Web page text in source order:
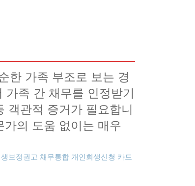
한 가족 부조로 보는 경
족 간 채무를 인정받기
관적 증거가 필요합니
의 도움 없이는 매우
보정권고 채무통합 개인회생신청